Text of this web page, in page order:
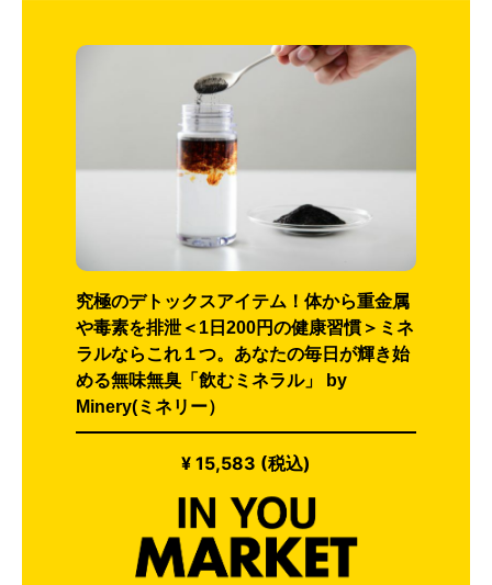
究極のデトックスアイテム！体から重金属
や毒素を排泄＜1日200円の健康習慣＞ミネ
ラルならこれ１つ。あなたの毎日が輝き始
める無味無臭「飲むミネラル」 by
Minery(ミネリー）
¥ 15,583 (税込)